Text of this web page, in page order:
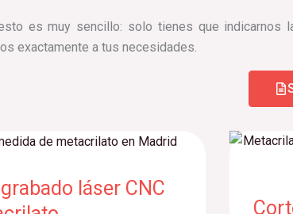
es muy sencillo: solo tienes que indicarnos
exactamente a tus necesidades.
láser CNC